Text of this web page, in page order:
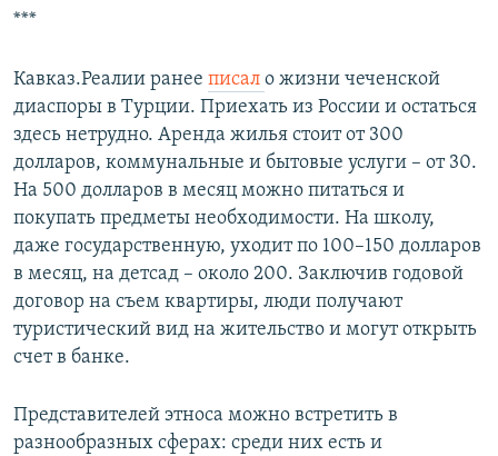
***
Кавказ.Реалии ранее писал о жизни чеченской
диаспоры в Турции. Приехать из России и остаться
здесь нетрудно. Аренда жилья стоит от 300
долларов, коммунальные и бытовые услуги – от 30.
На 500 долларов в месяц можно питаться и
покупать предметы необходимости. На школу,
даже государственную, уходит по 100–150 долларов
в месяц, на детсад – около 200. Заключив годовой
договор на съем квартиры, люди получают
туристический вид на жительство и могут открыть
счет в банке.
Представителей этноса можно встретить в
разнообразных сферах: среди них есть и